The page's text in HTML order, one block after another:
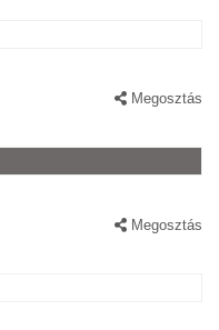
Megosztás
Megosztás